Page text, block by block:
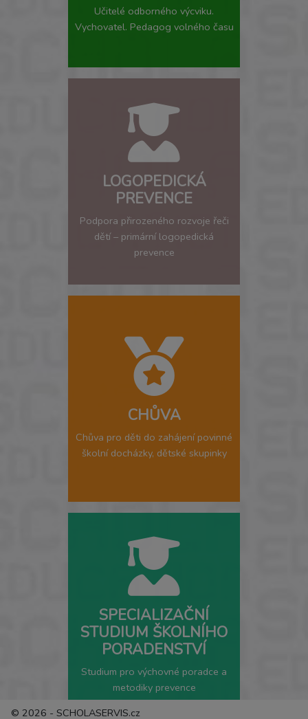
Učitelé odborného výcviku.
Vychovatel. Pedagog volného času
LOGOPEDICKÁ
PREVENCE
Podpora přirozeného rozvoje řeči
dětí – primární logopedická
prevence
CHŮVA
Chůva pro děti do zahájení povinné
školní docházky, dětské skupinky
SPECIALIZAČNÍ
STUDIUM ŠKOLNÍHO
PORADENSTVÍ
Studium pro výchovné poradce a
metodiky prevence
© 2026 - SCHOLASERVIS.cz